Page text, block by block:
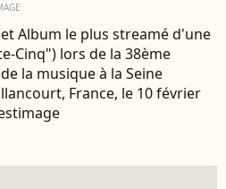
Album le plus streamé d'une
Cinq") lors de la 38ème
la musique à la Seine
France, le 10 février